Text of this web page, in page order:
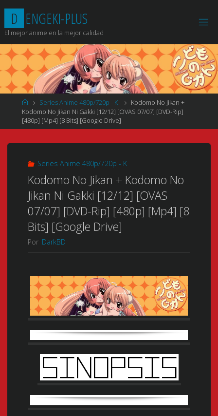
contenido
D ENGEKI-PLUS
El mejor anime en la mejor calidad
Página
de
Inicio
Series Anime 480p/720p - K
Kodomo No Jikan +
Kodomo No Jikan Ni Gakki [12/12] [OVAS 07/07] [DVD-Rip]
[480p] [Mp4] [8 Bits] [Google Drive]
Series Anime 480p/720p - K
Kodomo No Jikan + Kodomo No
Jikan Ni Gakki [12/12] [OVAS
07/07] [DVD-Rip] [480p] [Mp4] [8
Bits] [Google Drive]
Por DarkBD